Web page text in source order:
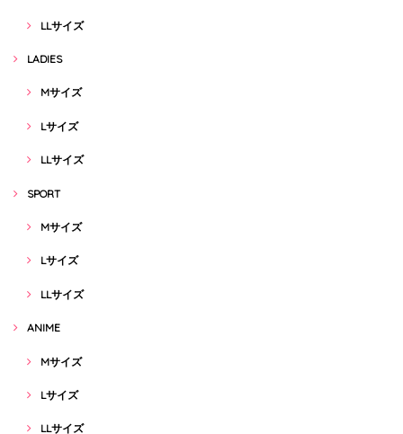
LLサイズ
LADIES
Mサイズ
Lサイズ
LLサイズ
SPORT
Mサイズ
Lサイズ
LLサイズ
ANIME
Mサイズ
Lサイズ
LLサイズ